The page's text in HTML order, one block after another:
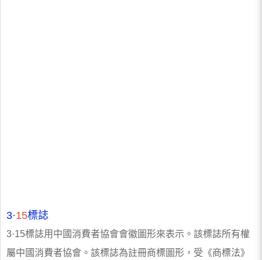
3·15標誌
3·15標誌用中國消費者協會會徽圖形來表示。該標誌所有權
屬中國消費者協會。該標誌為註冊商標圖形，受《商標法》